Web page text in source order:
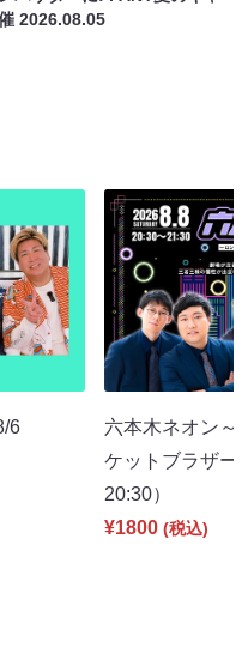
2026.08.05
6
六本木ネオン～
ケットブラザ
20:30）
¥1800 (税込)